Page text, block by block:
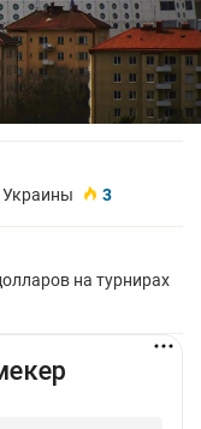
Украины 3
на турнирах